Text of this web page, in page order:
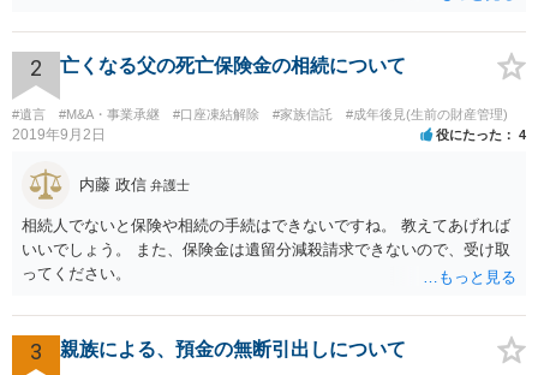
相続人おられるということであれば、他の相続人との協議が必要とな
るところです。 また、当該点とは別にご主人から貸付ではなく贈与で
あると主張される可能性がございます。 その場合には、貸付であるこ
とを伺わせる事情をどれだけ積み重ねることが出来るか、というとこ
ろとなります。 返済の事実や、返済を約束するメール等です。 金額の
おく方が宜しいかと思います。 緊急という訳ではないかと思います
が、事前準備が早い方が有効な手段が増える傾向にありますので、早
目に弁護士を入れられることを御検討頂くと良いかと思います。
2 亡くなる父の死亡保険金の相続について
#遺言 #M&A・事業承継 #口座凍結解除 #家族信託 #成年後見(生前の財産管理)
2019年9月2日 役にたった 4
内藤 政信 弁護士
相続人でないと保険や相続の手続はできないですね。 教えてあげれば
いいでしょう。 また、保険金は遺留分減殺請求できないので、受け取
ってください。
3 親族による、預金の無断引出しについて